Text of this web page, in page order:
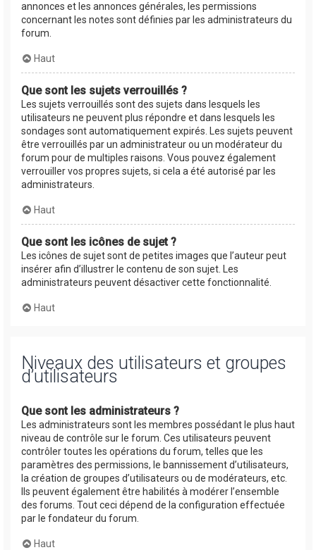
annonces et les annonces générales, les permissions
concernant les notes sont définies par les administrateurs du
forum.
Haut
Que sont les sujets verrouillés ?
Les sujets verrouillés sont des sujets dans lesquels les
utilisateurs ne peuvent plus répondre et dans lesquels les
sondages sont automatiquement expirés. Les sujets peuvent
être verrouillés par un administrateur ou un modérateur du
forum pour de multiples raisons. Vous pouvez également
verrouiller vos propres sujets, si cela a été autorisé par les
administrateurs.
Haut
Que sont les icônes de sujet ?
Les icônes de sujet sont de petites images que l’auteur peut
insérer afin d’illustrer le contenu de son sujet. Les
administrateurs peuvent désactiver cette fonctionnalité.
Haut
Niveaux des utilisateurs et groupes
d’utilisateurs
Que sont les administrateurs ?
Les administrateurs sont les membres possédant le plus haut
niveau de contrôle sur le forum. Ces utilisateurs peuvent
contrôler toutes les opérations du forum, telles que les
paramètres des permissions, le bannissement d’utilisateurs,
la création de groupes d’utilisateurs ou de modérateurs, etc.
Ils peuvent également être habilités à modérer l’ensemble
des forums. Tout ceci dépend de la configuration effectuée
par le fondateur du forum.
Haut